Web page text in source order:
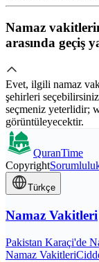
Namaz
arasında geçiş
Evet, ilgili namaz
şehirleri
seçmeniz yeterlidir;
görüntüleyecektir.
QuranTime
Copyright
Türkçe
Namaz Vakitleri
Pakistan Karaçi'de
Namaz Vakitleri